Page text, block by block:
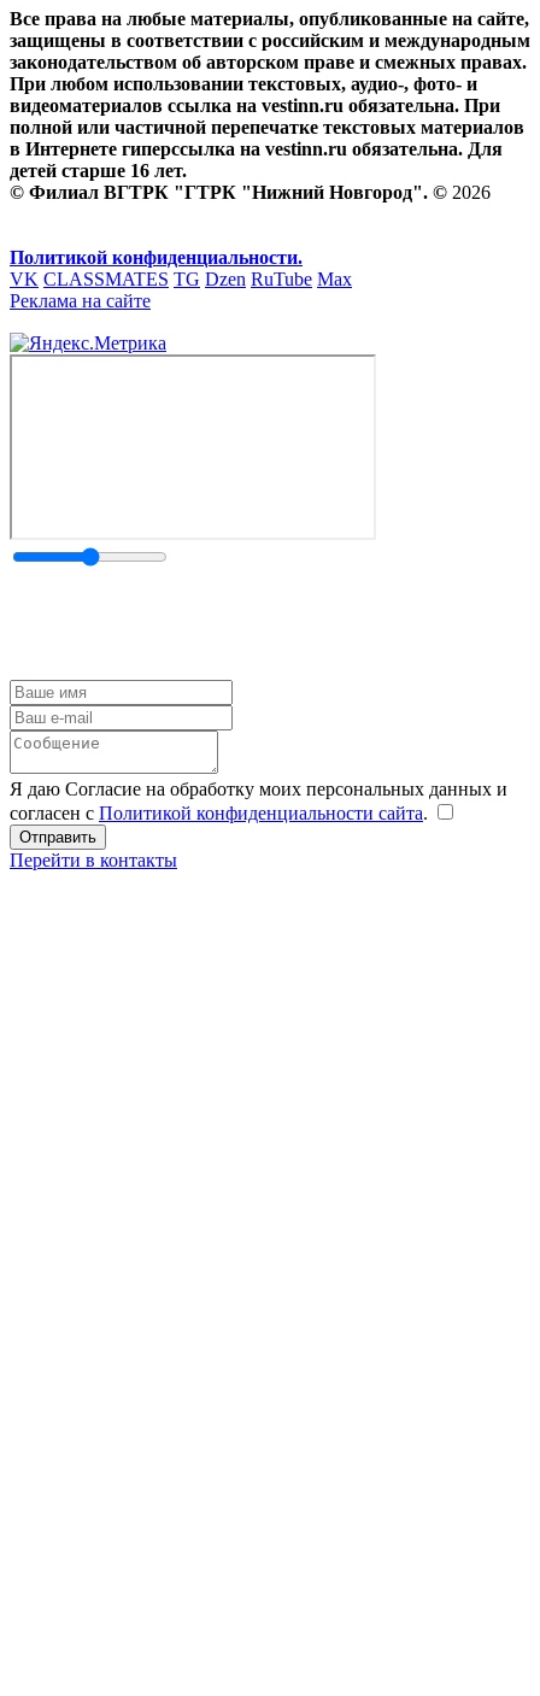
Все права на любые материалы, опубликованные на сайте,
защищены в соответствии с российским и международным
законодательством об авторском праве и смежных правах.
При любом использовании текстовых, аудио-, фото- и
видеоматериалов ссылка на vestinn.ru обязательна. При
полной или частичной перепечатке текстовых материалов
в Интернете гиперссылка на vestinn.ru обязательна. Для
детей старше 16 лет.
© Филиал ВГТРК "ГТРК "Нижний Новгород". © 2026
Политикой конфиденциальности.
VK CLASSMATES TG Dzen RuTube Max
Реклама на сайте
Я даю Согласие на обработку моих персональных данных и
согласен с Политикой конфиденциальности сайта.
Перейти в контакты